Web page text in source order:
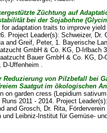
Züchtung auf
bei der Sojabohne
for adaptation traits to improve
Project Leader(s):Schweizer, Dr.
andGreif, Peter, 1. Bayerische
GmbH & Co. KG, D-Irlbach
Bauer GmbH & Co. KG,
D-Uffenheim .
Reduzierung von Pilzbefall bei
Saatgut im ökologischen
on garden cress (Lepidium
2011 - 2014. Project
andGrosch, Dr. Rita,
und Leibniz-Institut für Gemüse-